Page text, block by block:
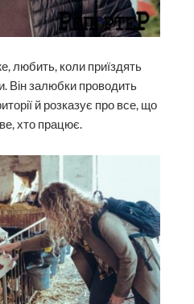
любить, коли приїздять
Він залюбки проводить
й розказує про все, що
хто працює.